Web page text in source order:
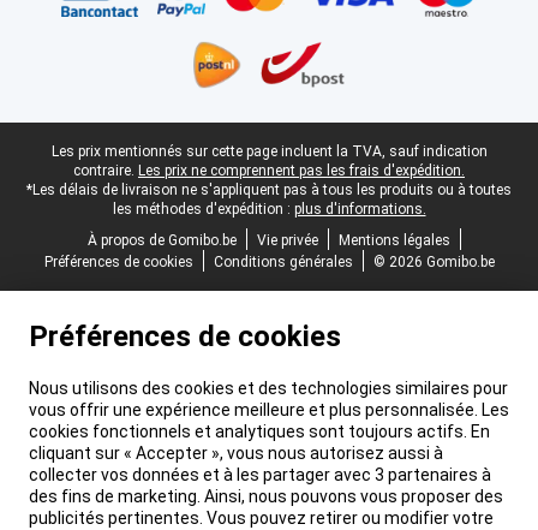
Pied-de-page légal
Les prix mentionnés sur cette page incluent la TVA, sauf indication
contraire. Les prix ne comprennent pas les frais d'expédition.
*Les délais de livraison ne s'appliquent pas à tous les produits ou à toutes
les méthodes d'expédition : plus d'informations.
À propos de Gomibo.be
Vie privée
Mentions légales
Préférences de cookies
Conditions générales © 2026 Gomibo.be
Préférences de cookies
Nous utilisons des cookies et des technologies similaires pour
vous offrir une expérience meilleure et plus personnalisée. Les
cookies fonctionnels et analytiques sont toujours actifs. En
cliquant sur « Accepter », vous nous autorisez aussi à
collecter vos données et à les partager avec 3 partenaires à
des fins de marketing. Ainsi, nous pouvons vous proposer des
publicités pertinentes. Vous pouvez retirer ou modifier votre